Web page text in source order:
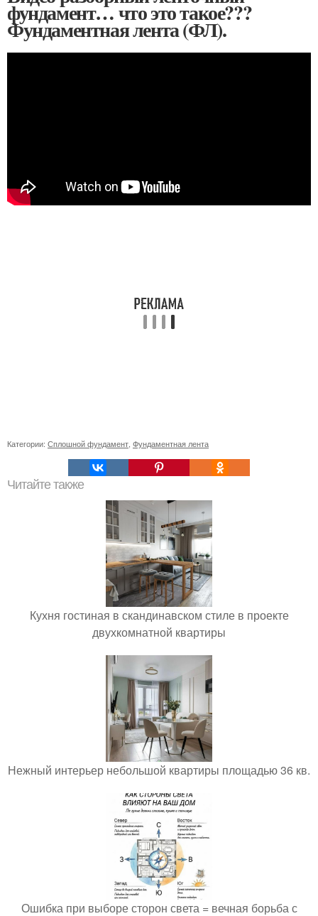
фундамент… что это такое???
Фундаментная лента (ФЛ).
Категории: Сплошной фундамент Фундаментная лента
Читайте также
Кухня гостиная в скандинавском стиле в проекте
двухкомнатной квартиры
Нежный интерьер небольшой квартиры площадью 36 кв.
Ошибка при выборе сторон света = вечная борьба с